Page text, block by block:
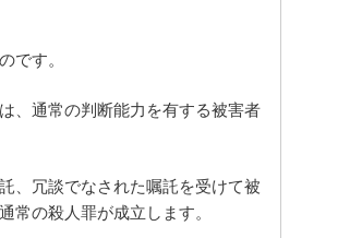
です。
、通常の判断能力を有する被害者
、冗談でなされた嘱託を受けて被
常の殺人罪が成立します。